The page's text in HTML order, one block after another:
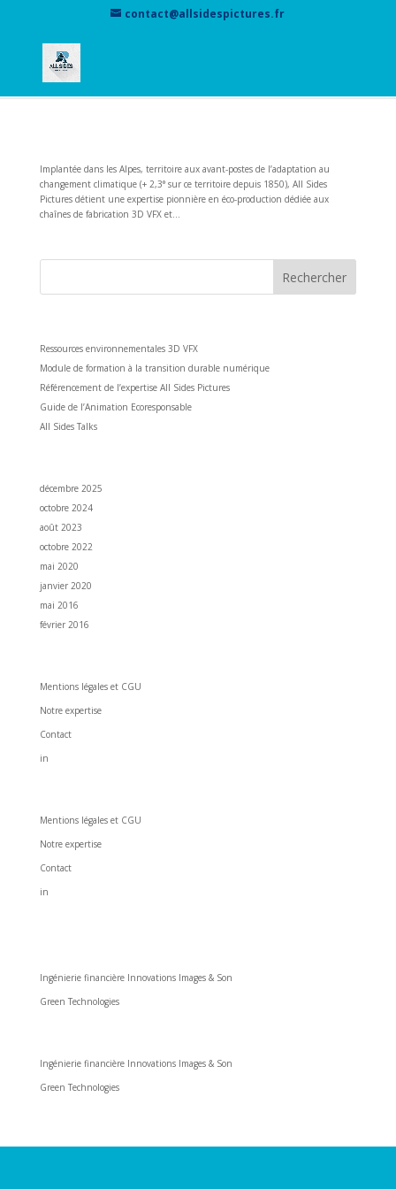
contact@allsidespictures.fr
Implantée dans les Alpes, territoire aux avant-postes de l’adaptation au
changement climatique (+ 2,3° sur ce territoire depuis 1850), All Sides
Pictures détient une expertise pionnière en éco-production dédiée aux
chaînes de fabrication 3D VFX et...
Ressources environnementales 3D VFX
Module de formation à la transition durable numérique
Référencement de l’expertise All Sides Pictures
Guide de l’Animation Ecoresponsable
All Sides Talks
décembre 2025
octobre 2024
août 2023
octobre 2022
mai 2020
janvier 2020
mai 2016
février 2016
Mentions légales et CGU
Notre expertise
Contact
in
Mentions légales et CGU
Notre expertise
Contact
in
Ingénierie financière Innovations Images & Son
Green Technologies
Ingénierie financière Innovations Images & Son
Green Technologies